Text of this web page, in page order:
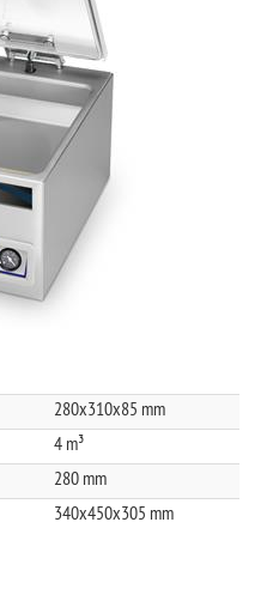
280x310x85 mm
4 m³
280 mm
340x450x305 mm